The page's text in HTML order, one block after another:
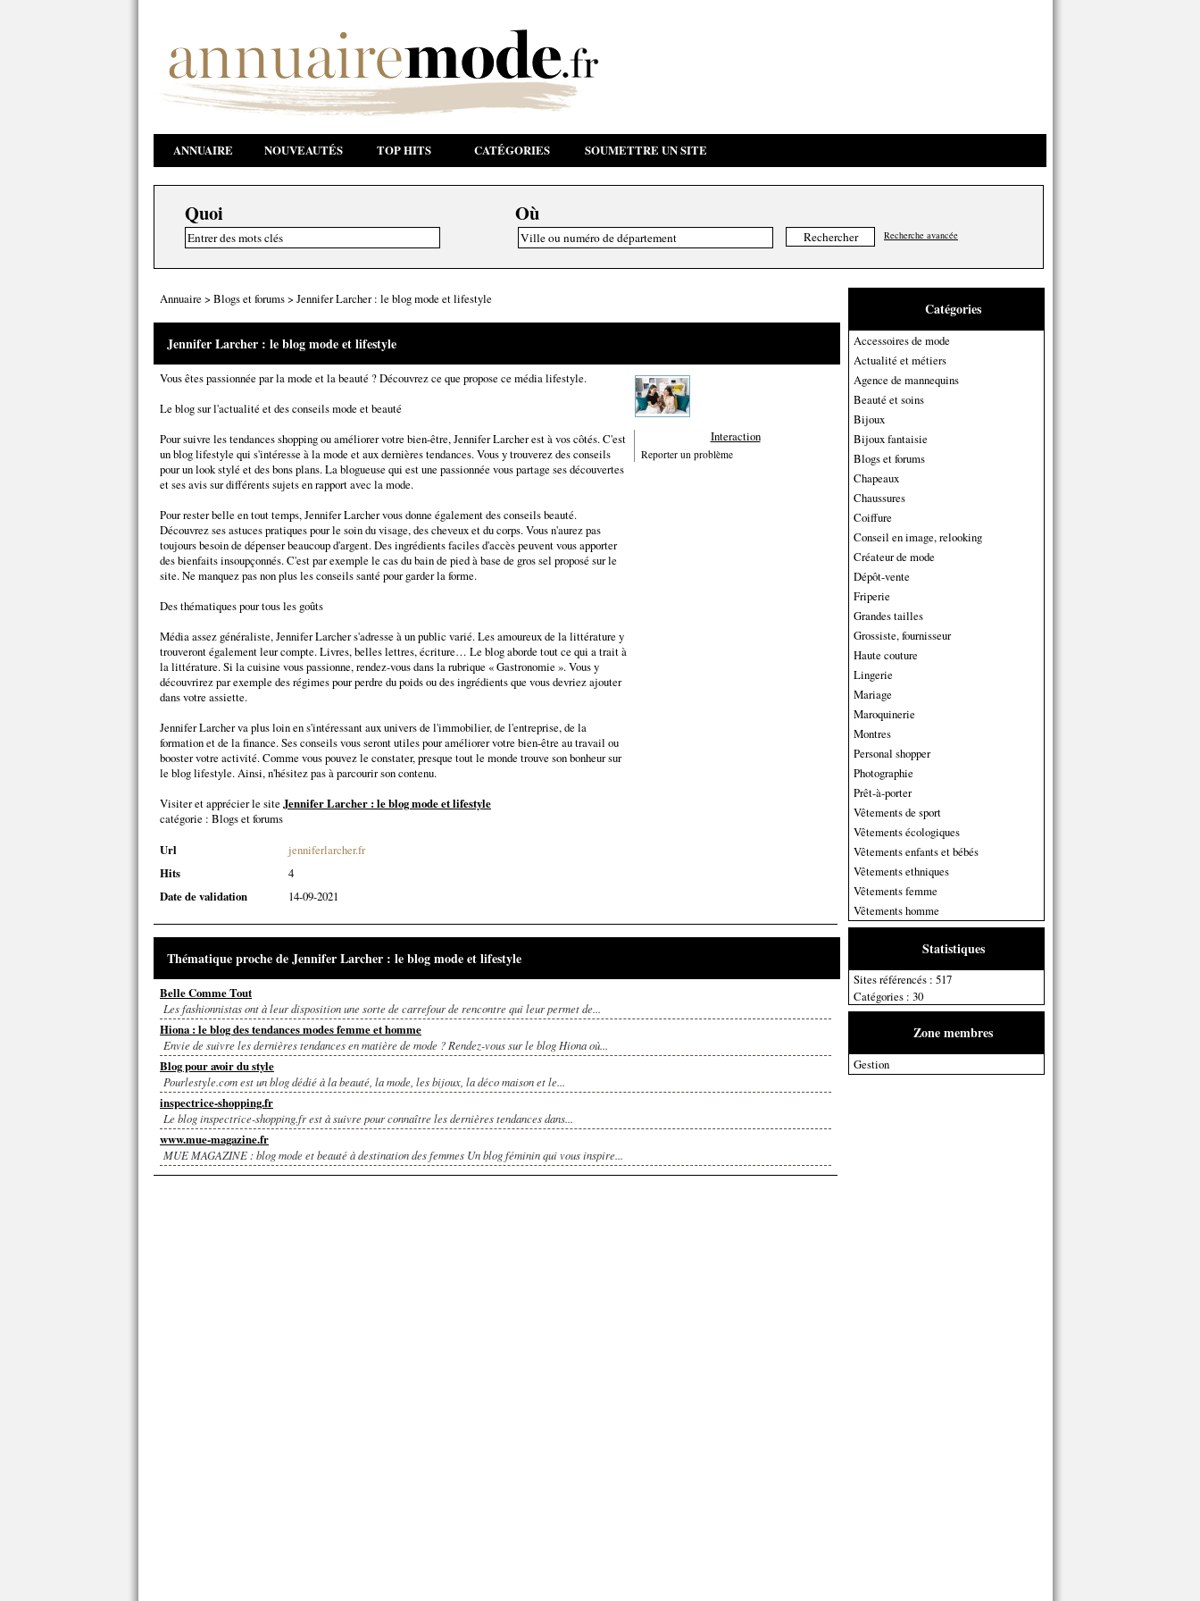
ANNUAIRE NOUVEAUTÉS TOP HITS CATÉGORIES SOUMETTRE UN SITE
Quoi Où
Recherche avancée
Catégories
Accessoires de mode
Actualité et métiers
Agence de mannequins
Beauté et soins
Bijoux
Bijoux fantaisie
Blogs et forums
Chapeaux
Chaussures
Coiffure
Conseil en image, relooking
Créateur de mode
Dépôt-vente
Friperie
Grandes tailles
Grossiste, fournisseur
Haute couture
Lingerie
Mariage
Maroquinerie
Montres
Personal shopper
Photographie
Prêt-à-porter
Vêtements de sport
Vêtements écologiques
Vêtements enfants et bébés
Vêtements ethniques
Vêtements femme
Vêtements homme
Statistiques
Sites référencés : 517
Catégories : 30
Zone membres
Gestion
Annuaire > Blogs et forums> Jennifer Larcher : le blog mode et lifestyle
Jennifer Larcher : le blog mode et lifestyle
Vous êtes passionnée par la mode et la beauté ? Découvrez ce que propose ce média lifestyle.
Le blog sur l'actualité et des conseils mode et beauté
Pour suivre les tendances shopping ou améliorer votre bien-être, Jennifer Larcher est à vos côtés. C'est
un blog lifestyle qui s'intéresse à la mode et aux dernières tendances. Vous y trouverez des conseils
pour un look stylé et des bons plans. La blogueuse qui est une passionnée vous partage ses découvertes
et ses avis sur différents sujets en rapport avec la mode.
Pour rester belle en tout temps, Jennifer Larcher vous donne également des conseils beauté.
Découvrez ses astuces pratiques pour le soin du visage, des cheveux et du corps. Vous n'aurez pas
toujours besoin de dépenser beaucoup d'argent. Des ingrédients faciles d'accès peuvent vous apporter
des bienfaits insoupçonnés. C'est par exemple le cas du bain de pied à base de gros sel proposé sur le
site. Ne manquez pas non plus les conseils santé pour garder la forme.
Des thématiques pour tous les goûts
Média assez généraliste, Jennifer Larcher s'adresse à un public varié. Les amoureux de la littérature y
trouveront également leur compte. Livres, belles lettres, écriture… Le blog aborde tout ce qui a trait à
la littérature. Si la cuisine vous passionne, rendez-vous dans la rubrique « Gastronomie ». Vous y
découvrirez par exemple des régimes pour perdre du poids ou des ingrédients que vous devriez ajouter
dans votre assiette.
Jennifer Larcher va plus loin en s'intéressant aux univers de l'immobilier, de l'entreprise, de la
formation et de la finance. Ses conseils vous seront utiles pour améliorer votre bien-être au travail ou
booster votre activité. Comme vous pouvez le constater, presque tout le monde trouve son bonheur sur
le blog lifestyle. Ainsi, n'hésitez pas à parcourir son contenu.
Visiter et apprécier le site Jennifer Larcher : le blog mode et lifestyle
catégorie : Blogs et forums
Url
jenniferlarcher.fr
Hits
4
Date de validation
14-09-2021
Interaction
Reporter un problème
Thématique proche de Jennifer Larcher : le blog mode et lifestyle
Belle Comme Tout
Les fashionnistas ont à leur disposition une sorte de carrefour de rencontre qui leur permet de...
Hiona : le blog des tendances modes femme et homme
Envie de suivre les dernières tendances en matière de mode ? Rendez-vous sur le blog Hiona où...
Blog pour avoir du style
Pourlestyle.com est un blog dédié à la beauté, la mode, les bijoux, la déco maison et le...
inspectrice-shopping.fr
Le blog inspectrice-shopping.fr est à suivre pour connaître les dernières tendances dans...
www.mue-magazine.fr
MUE MAGAZINE : blog mode et beauté à destination des femmes Un blog féminin qui vous inspire...